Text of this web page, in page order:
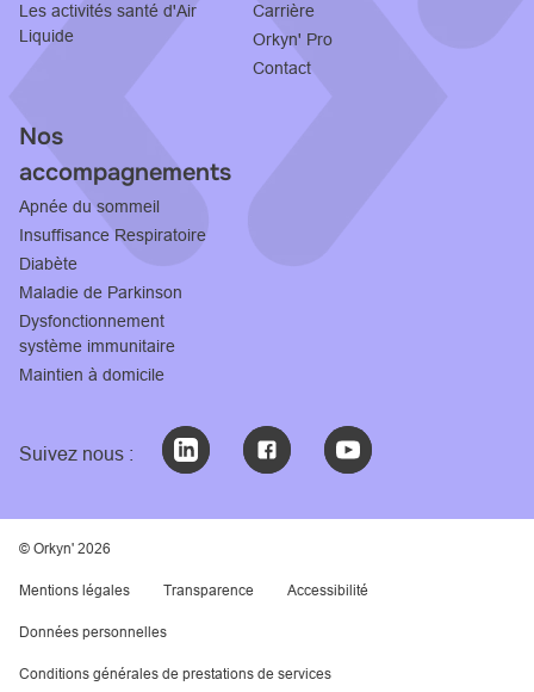
Les activités santé d'Air
Liquide
Carrière
Orkyn' Pro
Contact
Nos
accompagnements
Apnée du sommeil
Insuffisance Respiratoire
Diabète
Maladie de Parkinson
Dysfonctionnement
système immunitaire
Maintien à domicile
Suivez nous :
© Orkyn' 2026
Mentions légales Transparence Accessibilité
Données personnelles
Conditions générales de prestations de services